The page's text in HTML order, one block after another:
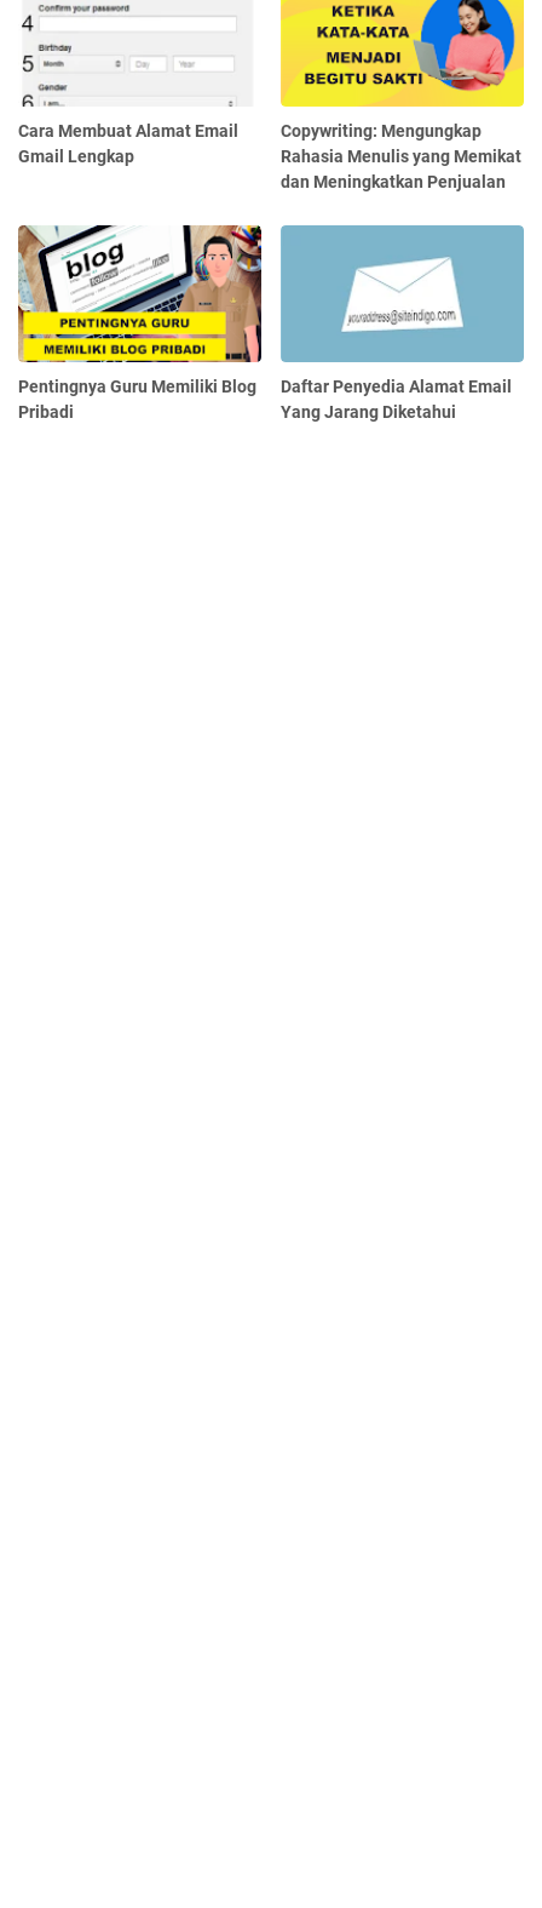
Cara Membuat Alamat Email
Gmail Lengkap
Copywriting: Mengungkap
Rahasia Menulis yang Memikat
dan Meningkatkan Penjualan
Pentingnya Guru Memiliki Blog
Pribadi
Daftar Penyedia Alamat Email
Yang Jarang Diketahui